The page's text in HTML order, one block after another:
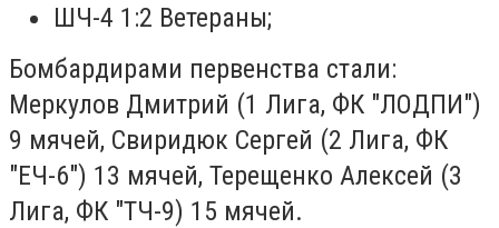
ШЧ-4 1:2 Ветераны;
Бомбардирами первенства стали:
Меркулов Дмитрий (1 Лига, ФК "ЛОДПИ")
9 мячей, Свиридюк Сергей (2 Лига, ФК
"ЕЧ-6") 13 мячей, Терещенко Алексей (3
Лига, ФК "ТЧ-9) 15 мячей.